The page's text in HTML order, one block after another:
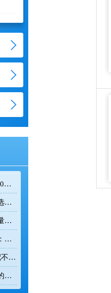
排水管网水质监测系统TOP10推荐榜单
迷你三维无人机风速风向仪选型：云境天合TH-F1H助力空中风场监测
翻斗式、称重式、光学式雨量计精度大横评：哪种雨量计测量最准？
超声波自动气象站选型对比：云境天合 TH-CQX6 与天蔚 TW-CQX5 推荐
电子水尺3种型号推荐：适配不同水深监测场景
红外热成像生命探测仪哪家的好用？TH-860TH这款救援项目都在用